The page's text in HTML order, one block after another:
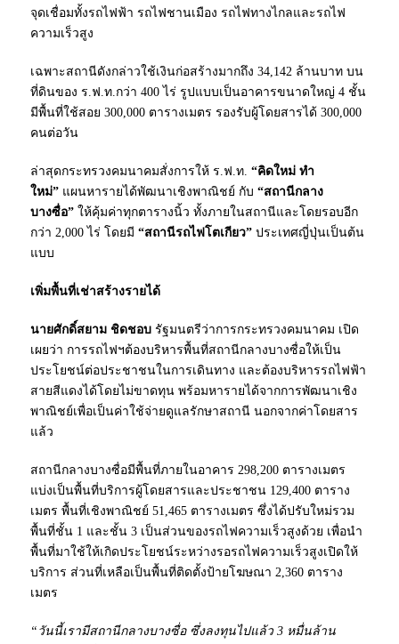
จุดเชื่อมทั้งรถไฟฟ้า รถไฟชานเมือง รถไฟทางไกลและรถไฟ
ความเร็วสูง
เฉพาะสถานีดังกล่าวใช้เงินก่อสร้างมากถึง 34,142 ล้านบาท บน
ที่ดินของ ร.ฟ.ท.กว่า 400 ไร่ รูปแบบเป็นอาคารขนาดใหญ่ 4 ชั้น
มีพื้นที่ใช้สอย 300,000 ตารางเมตร รองรับผู้โดยสารได้ 300,000
คนต่อวัน
ล่าสุดกระทรวงคมนาคมสั่งการให้ ร.ฟ.ท. “คิดใหม่ ทำ
ใหม่” แผนหารายได้พัฒนาเชิงพาณิชย์ กับ “สถานีกลาง
บางซื่อ” ให้คุ้มค่าทุกตารางนิ้ว ทั้งภายในสถานีและโดยรอบอีก
กว่า 2,000 ไร่ โดยมี “สถานีรถไฟโตเกียว” ประเทศญี่ปุ่นเป็นต้น
แบบ
เพิ่มพื้นที่เช่าสร้างรายได้
นายศักดิ์สยาม ชิดชอบ รัฐมนตรีว่าการกระทรวงคมนาคม เปิด
เผยว่า การรถไฟฯต้องบริหารพื้นที่สถานีกลางบางซื่อให้เป็น
ประโยชน์ต่อประชาชนในการเดินทาง และต้องบริหารรถไฟฟ้า
สายสีแดงได้โดยไม่ขาดทุน พร้อมหารายได้จากการพัฒนาเชิง
พาณิชย์เพื่อเป็นค่าใช้จ่ายดูแลรักษาสถานี นอกจากค่าโดยสาร
แล้ว
สถานีกลางบางซื่อมีพื้นที่ภายในอาคาร 298,200 ตารางเมตร
แบ่งเป็นพื้นที่บริการผู้โดยสารและประชาชน 129,400 ตาราง
เมตร พื้นที่เชิงพาณิชย์ 51,465 ตารางเมตร ซึ่งได้ปรับใหม่รวม
พื้นที่ชั้น 1 และชั้น 3 เป็นส่วนของรถไฟความเร็วสูงด้วย เพื่อนำ
พื้นที่มาใช้ให้เกิดประโยชน์ระหว่างรอรถไฟความเร็วสูงเปิดให้
บริการ ส่วนที่เหลือเป็นพื้นที่ติดตั้งป้ายโฆษณา 2,360 ตาราง
เมตร
“วันนี้เรามีสถานีกลางบางซื่อ ซึ่งลงทุนไปแล้ว 3 หมื่นล้าน